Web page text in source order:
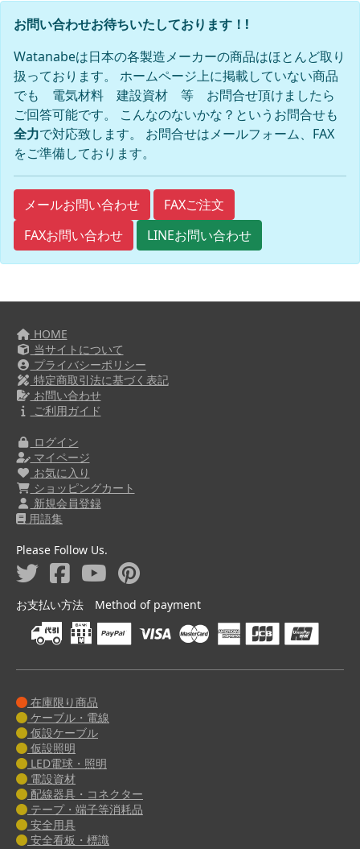
お問い合わせお待ちいたしております！!
Watanabeは日本の各製造メーカーの商品はほとんど取り
扱っております。 ホームページ上に掲載していない商品
でも 電気材料 建設資材 等 お問合せ頂けましたら
ご回答可能です。 こんなのないかな？というお問合せも
全力で対応致します。 お問合せはメールフォーム、FAX
をご準備しております。
メールお問い合わせ
FAXご注文
FAXお問い合わせ
LINEお問い合わせ
HOME
当サイトについて
プライバシーポリシー
特定商取引法に基づく表記
お問い合わせ
ご利用ガイド
ログイン
マイページ
お気に入り
ショッピングカート
新規会員登録
用語集
Please Follow Us.
お支払い方法 Method of payment
在庫限り商品
ケーブル・電線
仮設ケーブル
仮設照明
LED電球・照明
電設資材
配線器具・コネクター
テープ・端子等消耗品
安全用具
安全看板・標識